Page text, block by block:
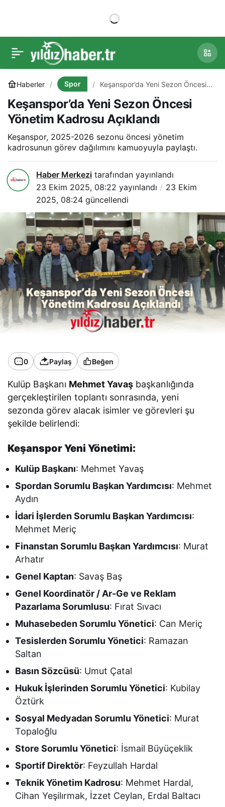
Haberler Spor
Keşanspor’da Yeni Sezon Öncesi
Keşanspor’da Yeni Sezon Öncesi
Yönetim Kadrosu Açıklandı
Keşanspor, 2025-2026 sezonu öncesi yönetim
kadrosunun görev dağılımını kamuoyuyla paylaştı.
Haber Merkezi tarafından yayınlandı
23 Ekim 2025, 08:22 yayınlandı
23 Ekim
2025, 08:24 güncellendi
0 Paylaş Beğen
Kulüp Başkanı Mehmet Yavaş başkanlığında
gerçekleştirilen toplantı sonrasında, yeni
sezonda görev alacak isimler ve görevleri şu
şekilde belirlendi:
Keşanspor Yeni Yönetimi:
Kulüp Başkanı: Mehmet Yavaş
Spordan Sorumlu Başkan Yardımcısı: Mehmet
Aydın
İdari İşlerden Sorumlu Başkan Yardımcısı:
Mehmet Meriç
Finanstan Sorumlu Başkan Yardımcısı: Murat
Arhatır
Genel Kaptan: Savaş Baş
Genel Koordinatör / Ar-Ge ve Reklam
Pazarlama Sorumlusu: Fırat Sıvacı
Muhasebeden Sorumlu Yönetici: Can Meriç
Tesislerden Sorumlu Yönetici: Ramazan
Saltan
Basın Sözcüsü: Umut Çatal
Hukuk İşlerinden Sorumlu Yönetici: Kubilay
Öztürk
Sosyal Medyadan Sorumlu Yönetici: Murat
Topaloğlu
Store Sorumlu Yönetici: İsmail Büyüçeklik
Sportif Direktör: Feyzullah Hardal
Teknik Yönetim Kadrosu: Mehmet Hardal,
Cihan Yeşilırmak, İzzet Ceylan, Erdal Baltacı